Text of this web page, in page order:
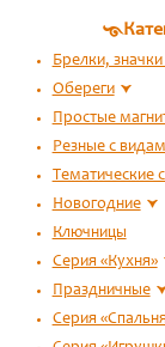
Брелки,
Обереги
Простые
Резные с
Тематические
Новогодние
Ключницы
Серия «Кухня»
Праздничные
Серия